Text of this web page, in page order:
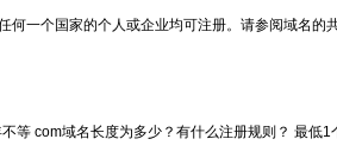
一个国家的个人或企业均可注册。请参阅域名的
等 com域名长度为多少？有什么注册规则？ 最低